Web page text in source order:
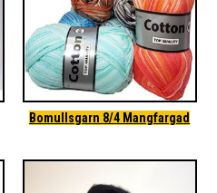
Bomullsgarn 8/4 Mangfargad